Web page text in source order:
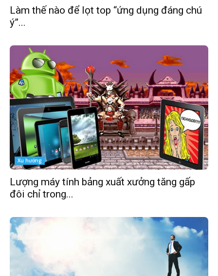
Làm thế nào để lọt top “ứng dụng đáng chú
ý”...
Xu hướng
Lượng máy tính bảng xuất xưởng tăng gấp
đôi chỉ trong...